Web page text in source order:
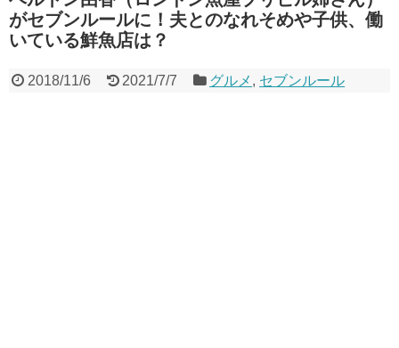
がセブンルールに！夫とのなれそめや子供、働
いている鮮魚店は？
2018/11/6 2021/7/7 グルメ , セブンルール